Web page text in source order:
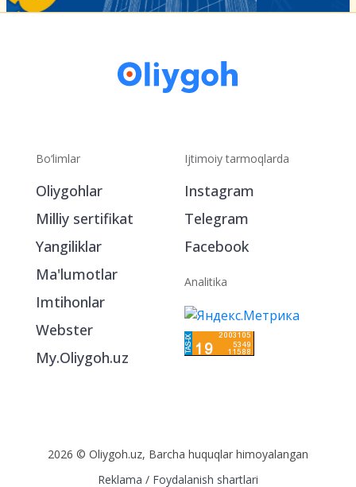
Bo‘limlar
Oliygohlar
Milliy sertifikat
Yangiliklar
Ma'lumotlar
Imtihonlar
Webster
My.Oliygoh.uz
Ijtimoiy tarmoqlarda
Instagram
Telegram
Facebook
Analitika
2026 © Oliygoh.uz, Barcha huquqlar himoyalangan
Reklama / Foydalanish shartlari